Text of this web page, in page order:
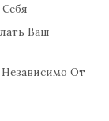
Ваш
От